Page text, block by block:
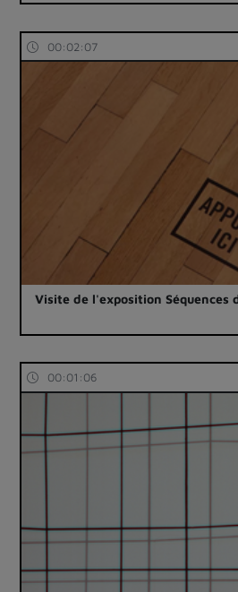
00:02:07
Visite de l'exposition Séquences
00:01:06